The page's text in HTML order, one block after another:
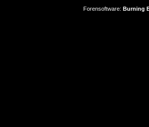
Forensoftware: Burning